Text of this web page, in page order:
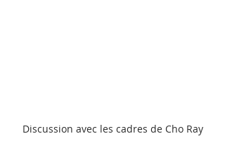
Discussion avec les cadres de Cho Ray